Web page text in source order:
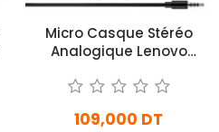
Micro Casque Stéréo
Analogique Lenovo
109,000 DT